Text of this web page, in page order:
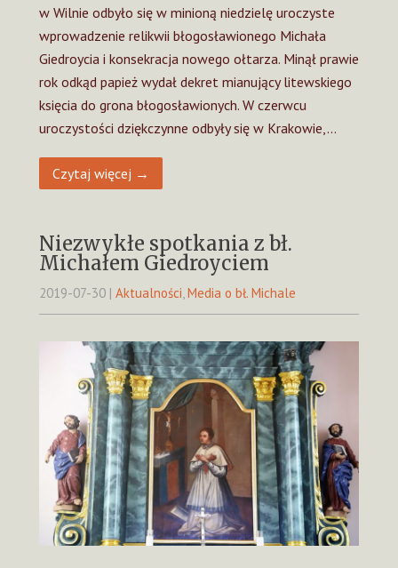
w Wilnie odbyło się w minioną niedzielę uroczyste
wprowadzenie relikwii błogosławionego Michała
Giedroycia i konsekracja nowego ołtarza. Minął prawie
rok odkąd papież wydał dekret mianujący litewskiego
księcia do grona błogosławionych. W czerwcu
uroczystości dziękczynne odbyły się w Krakowie,…
Czytaj więcej →
Niezwykłe spotkania z bł.
Michałem Giedroyciem
2019-07-30 | Aktualności Media o bł. Michale